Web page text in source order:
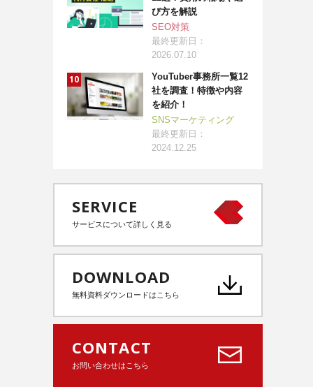
び方を解説
SEO対策
最終更新日：
2026.07.10
YouTuber事務所一覧12
社を調査！特徴や内容
を紹介！
SNSマーケティング
最終更新日：
2024.12.25
SERVICE
サービスについて詳しく見る
DOWNLOAD
無料資料ダウンロードはこちら
CONTACT
お問い合わせはこちら